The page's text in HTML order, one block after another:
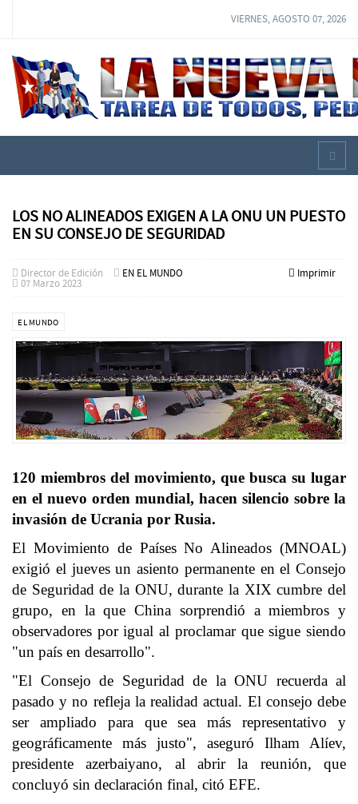
VIERNES, AGOSTO 07, 2026
LOS NO ALINEADOS EXIGEN A LA ONU UN PUESTO
EN SU CONSEJO DE SEGURIDAD
Imprimir
Director de Edición EN EL MUNDO
07 Marzo 2023
EL MUNDO
120 miembros del movimiento, que busca su lugar
en el nuevo orden mundial, hacen silencio sobre la
invasión de Ucrania por Rusia.
El Movimiento de Países No Alineados (MNOAL)
exigió el jueves un asiento permanente en el Consejo
de Seguridad de la ONU, durante la XIX cumbre del
grupo, en la que China sorprendió a miembros y
observadores por igual al proclamar que sigue siendo
"un país en desarrollo".
"El Consejo de Seguridad de la ONU recuerda al
pasado y no refleja la realidad actual. El consejo debe
ser ampliado para que sea más representativo y
geográficamente más justo", aseguró Ilham Alíev,
presidente azerbaiyano, al abrir la reunión, que
concluyó sin declaración final, citó EFE.